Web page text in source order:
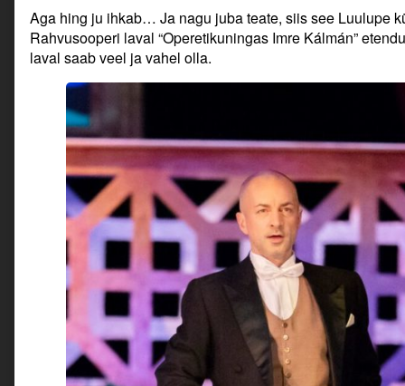
Aga hing ju ihkab… Ja nagu juba teate, siis see Luulupe
Rahvusooperi laval “Operetikuningas Imre Kálmán”
laval saab veel ja vahel olla.